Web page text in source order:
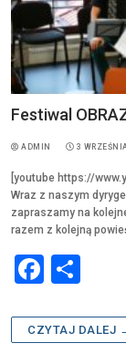
Festiwal
ADMIN 3
[youtube https://
Wraz z naszym
zapraszamy na
razem z kolejną
F
c
ar
CZYTAJ DALEJ